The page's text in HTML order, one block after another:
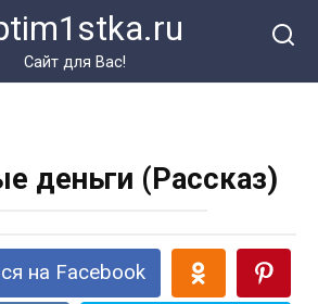
Сайт для Вас!
деньги (Рассказ)
на Facebook